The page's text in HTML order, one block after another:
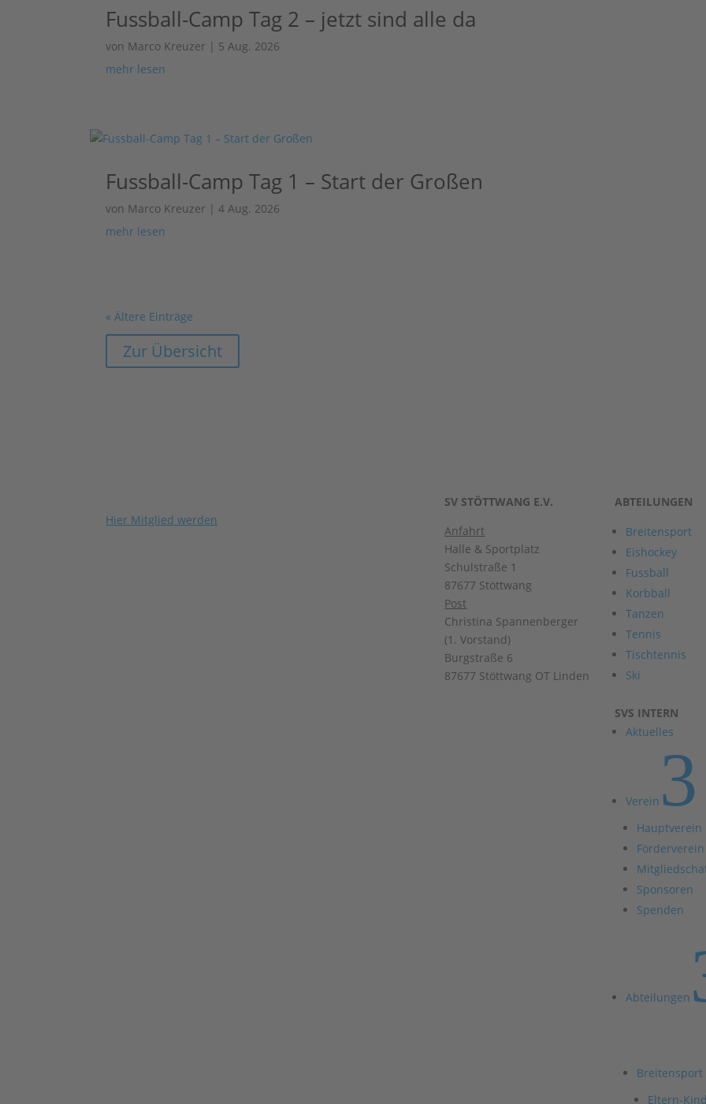
Fussball-Camp Tag 2 – jetzt sind alle da
von Marco Kreuzer | 5 Aug. 2026
mehr lesen
Fussball-Camp Tag 1 – Start der Großen
von Marco Kreuzer |4 Aug. 2026
mehr lesen
« Ältere Einträge
Zur Übersicht
Hier Mitglied werden
SV STÖTTWANG E.V.
Anfahrt
Halle & Sportplatz
Schulstraße 1
87677 Stöttwang
Post
Christina Spannenberger
(1. Vorstand)
Burgstraße 6
87677 Stöttwang OT Linden
ABTEILUNGEN
Breitensport
Eishockey
Fussball
Korbball
Tanzen
Tennis
Tischtennis
Ski
SVS INTERN
Aktuelles
Verein 3
Hauptverein
Förderverein
Sponsoren
Spenden
Abteilungen
Breitensport
Eltern-